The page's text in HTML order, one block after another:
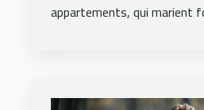
appartements, qui marient